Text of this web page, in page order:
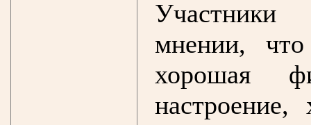
Участники
мнении,
хорошая